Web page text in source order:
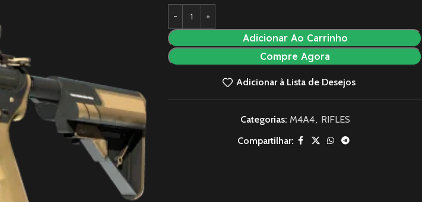
Adicionar Ao Carrinho
Compre Agora
Adicionar à Lista de Desejos
Categorias: M4A4, RIFLES
Compartilhar: